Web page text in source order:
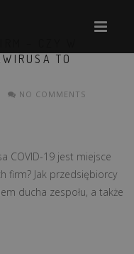
– CZY W
TO
NO COMMENTS
COVID-19 jest miejsce
firm? Jak przedsiębiorcy
ducha zespołu, a także